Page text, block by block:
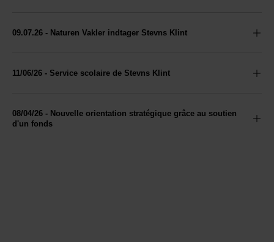
09.07.26 - Naturen Vakler indtager Stevns Klint
11/06/26 - Service scolaire de Stevns Klint
08/04/26 - Nouvelle orientation stratégique grâce au soutien
d'un fonds